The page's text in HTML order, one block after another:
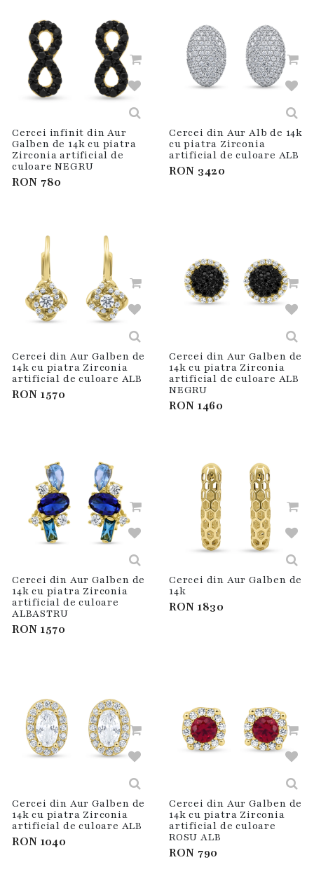
Cercei infinit din Aur
Galben de 14k cu piatra
Zirconia artificial de
culoare NEGRU
RON 780
Cercei din Aur Alb de 14k
cu piatra Zirconia
artificial de culoare ALB
RON 3420
Cercei din Aur Galben de
14k cu piatra Zirconia
artificial de culoare ALB
RON1570
Cercei din Aur Galben de
14k cu piatra Zirconia
artificial de culoare ALB
NEGRU
RON1460
Cercei din Aur Galben de
14k cu piatra Zirconia
artificial de culoare
ALBASTRU
RON1570
Cercei din Aur Galben de
14k
RON1830
Cercei din Aur Galben de
14k cu piatra Zirconia
artificial de culoare ALB
RON1040
Cercei din Aur Galben de
14k cu piatra Zirconia
artificial de culoare
ROSU ALB
RON 790